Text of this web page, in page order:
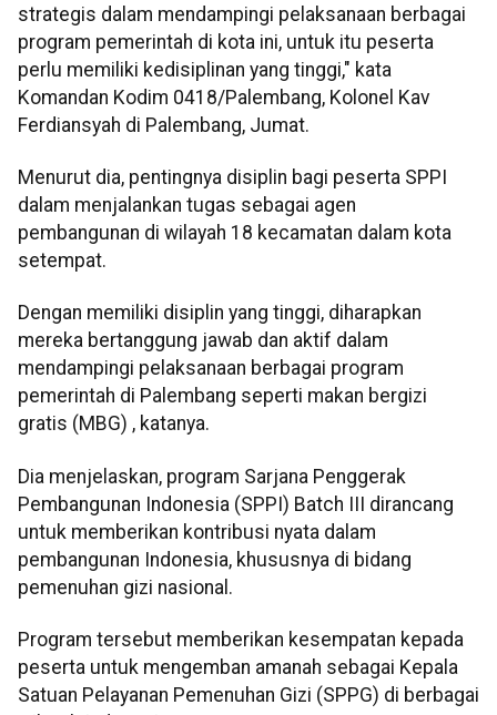
strategis dalam mendampingi pelaksanaan berbagai
program pemerintah di kota ini, untuk itu peserta
perlu memiliki kedisiplinan yang tinggi," kata
Komandan Kodim 0418/Palembang, Kolonel Kav
Ferdiansyah di Palembang, Jumat.
Menurut dia, pentingnya disiplin bagi peserta SPPI
dalam menjalankan tugas sebagai agen
pembangunan di wilayah 18 kecamatan dalam kota
setempat.
Dengan memiliki disiplin yang tinggi, diharapkan
mereka bertanggung jawab dan aktif dalam
mendampingi pelaksanaan berbagai program
pemerintah di Palembang seperti makan bergizi
gratis (MBG) , katanya.
Dia menjelaskan, program Sarjana Penggerak
Pembangunan Indonesia (SPPI) Batch III dirancang
untuk memberikan kontribusi nyata dalam
pembangunan Indonesia, khususnya di bidang
pemenuhan gizi nasional.
Program tersebut memberikan kesempatan kepada
peserta untuk mengemban amanah sebagai Kepala
Satuan Pelayanan Pemenuhan Gizi (SPPG) di berbagai